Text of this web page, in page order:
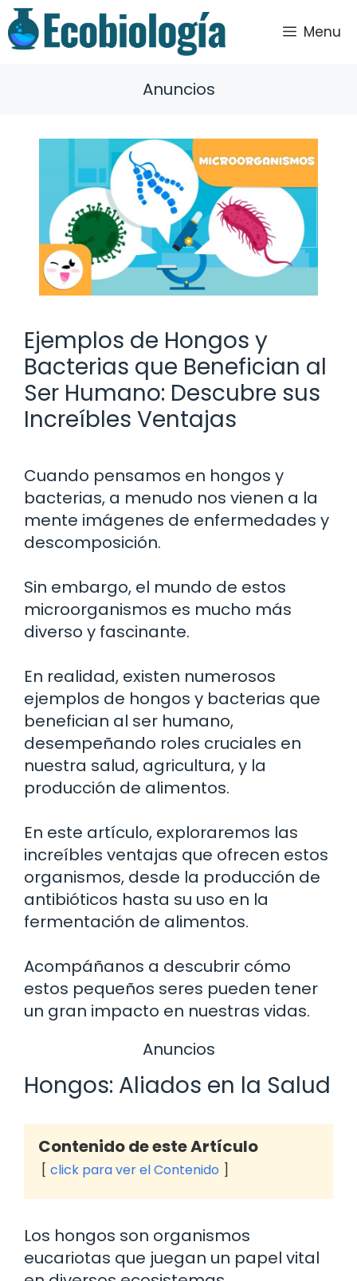
Saltar
al
contenido
Menu
Anuncios
Ejemplos de Hongos y
Bacterias que Benefician al
Ser Humano: Descubre sus
Increíbles Ventajas
Cuando pensamos en hongos y
bacterias, a menudo nos vienen a la
mente imágenes de enfermedades y
descomposición.
Sin embargo, el mundo de estos
microorganismos es mucho más
diverso y fascinante.
En realidad, existen numerosos
ejemplos de hongos y bacterias que
benefician al ser humano,
desempeñando roles cruciales en
nuestra salud, agricultura, y la
producción de alimentos.
En este artículo, exploraremos las
increíbles ventajas que ofrecen estos
organismos, desde la producción de
antibióticos hasta su uso en la
fermentación de alimentos.
Acompáñanos a descubrir cómo
estos pequeños seres pueden tener
un gran impacto en nuestras vidas.
Anuncios
Hongos: Aliados en la Salud
Contenido de este Artículo
click para ver el Contenido
Los hongos son organismos
eucariotas que juegan un papel vital